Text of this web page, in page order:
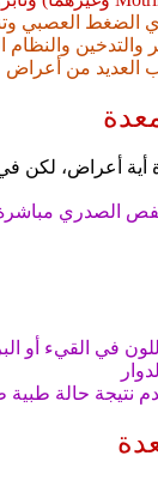
العصبي
العديد من
أية أعراض، لكن
الصدري
في القيء أو
نتيجة حالة طبية